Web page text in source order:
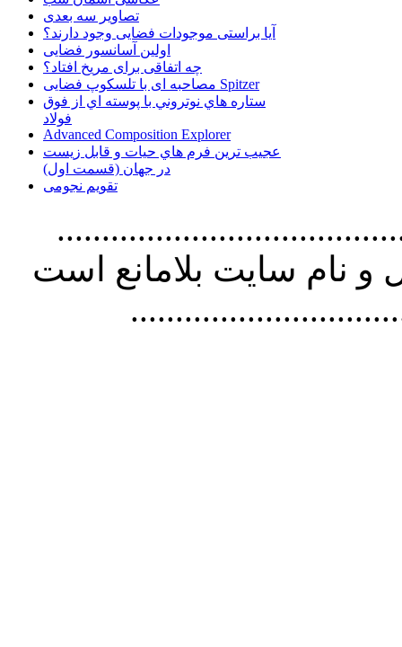
تصاویر سه بعدی
آیا براستی موجودات فضایی وجود دارند؟
اولین آسانسور فضایی
چه اتفاقی برای مریخ افتاد؟
مصاحبه ای با تلسکوپ فضایی Spitzer
ستاره هاي نوتروني با پوسته اي از فوق
فولاد
Advanced Composition Explorer
عجیب ترین فرم هاي حيات و قابل زيست
در جهان (قسمت اول)
تقویم نجومی
استفاده از
نام سايت بلامانع است